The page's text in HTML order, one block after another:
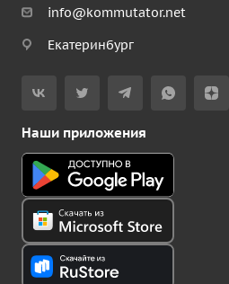
info@kommutator.net
Екатеринбург
Наши приложения